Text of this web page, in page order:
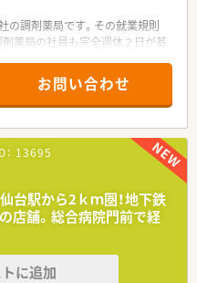
の調剤薬局です。その就業規則
薬局の社員も完全週休２日が基
はうれしいですね。
枚数各店舗共通で20～25枚/日
いるので患者さん対応もゆとり
ューマンエラーを極力なくす取
急なお休みの取得や家庭との両
ちろん重要ですが、ノルマ制度
標を達成すると評価制度にも反
心のある方も、じっくり自分の
でも働きやすい仕組みをバック
お問い合わせ
13695
台駅から2ｋｍ圏！地下鉄
店舗。総合病院門前で経
に追加